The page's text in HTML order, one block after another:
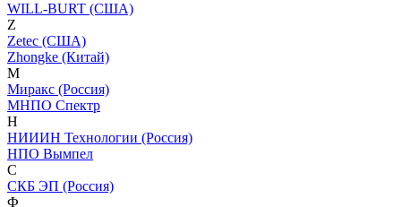
WILL-BURT (США)
Z
Zetec (США)
Zhongke (Китай)
М
Миракс (Россия)
МНПО Спектр
Н
НИИИН Технологии (Россия)
НПО Вымпел
С
СКБ ЭП (Россия)
Ф